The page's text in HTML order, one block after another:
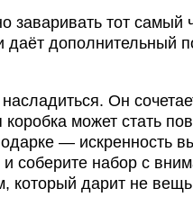
заваривать тот самый
даёт дополнительный
Он
может стать
— искренность
соберите набор с
который дарит не